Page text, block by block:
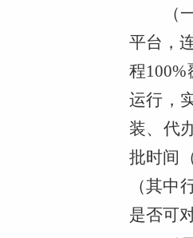
（
平台，
程
运行，
装、代
批时间
（其
是否可